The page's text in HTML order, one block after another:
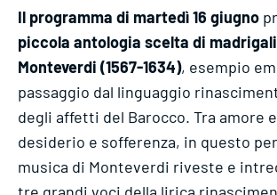
Il programma di martedì 16 giugno
piccola antologia scelta di
Monteverdi (1567-1634), esempio
passaggio dal linguaggio
degli affetti del Barocco. Tra amore
desiderio e sofferenza, in questo
musica di Monteverdi riveste e